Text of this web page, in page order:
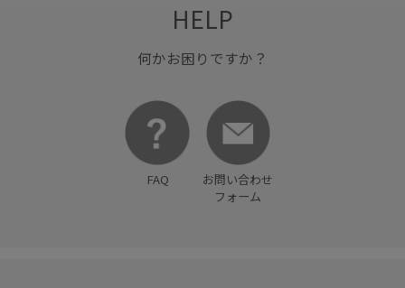
HELP
何かお困りですか？
FAQ
お問い合わせ
フォーム